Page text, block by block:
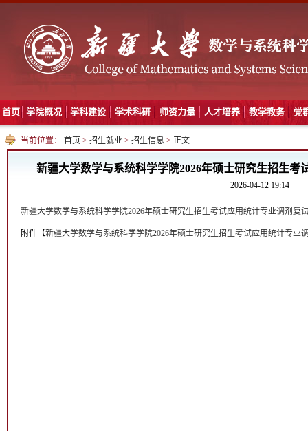
首页 学院概况 学科建设 学术科研 师资力量 人才培养 教学教务 党
当前位置： 首页 > 招生就业 > 招生信息 > 正文
新疆大学数学与系统科学学院2026年硕士研究生招生考
2026-04-12 19:14
新疆大学数学与系统科学学院2026年硕士研究生招生考试应用统计专业调剂复
附件【新疆大学数学与系统科学学院2026年硕士研究生招生考试应用统计专业